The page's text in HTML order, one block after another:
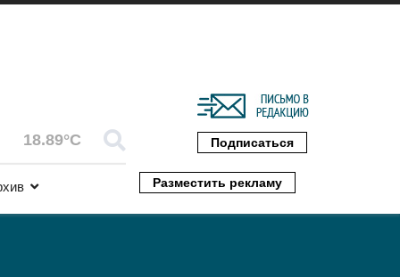
18.89°C Подписаться
Разместить рекламу